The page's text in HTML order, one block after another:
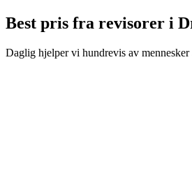
Best pris fra revisorer i
Daglig hjelper vi hundrevis av